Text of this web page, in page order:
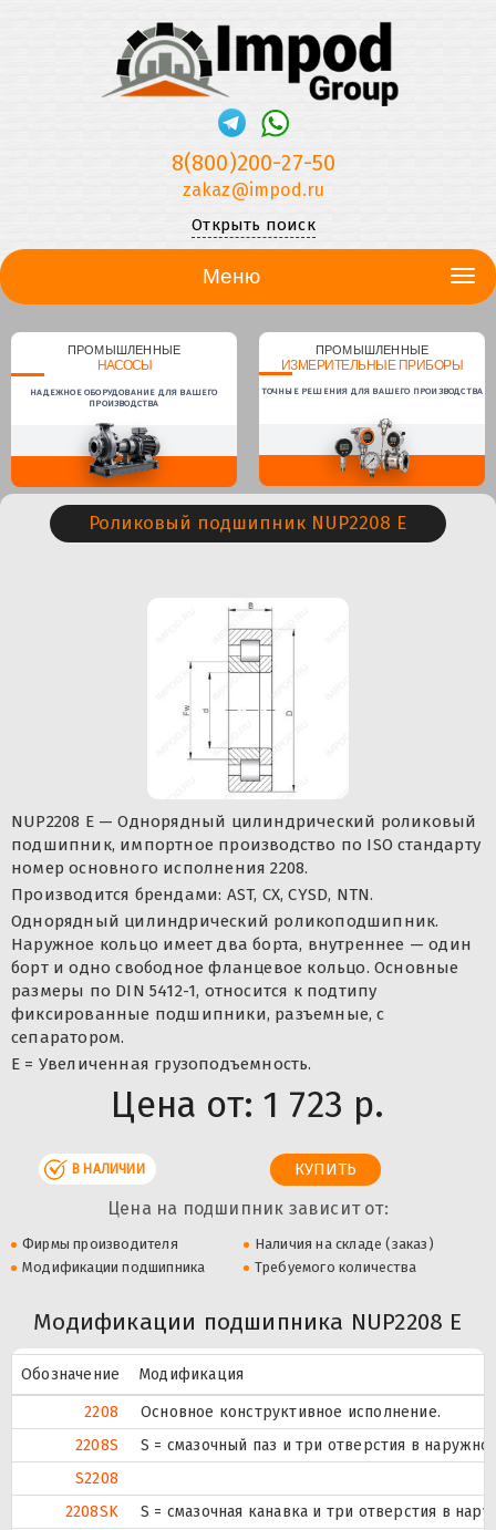
8(800)200-27-50
zakaz@impod.ru
Открыть поиск
Меню
ПРОМЫШЛЕННЫЕ
НАСОСЫ
НАДЕЖНОЕ ОБОРУДОВАНИЕ ДЛЯ ВАШЕГО
ПРОИЗВОДСТВА
ПРОМЫШЛЕННЫЕ
ИЗМЕРИТЕЛЬНЫЕ ПРИБОРЫ
ТОЧНЫЕ РЕШЕНИЯ ДЛЯ ВАШЕГО ПРОИЗВОДСТВА
Роликовый подшипник NUP2208 E
NUP2208 E — Однорядный цилиндрический роликовый
подшипник, импортное производство по ISO стандарту
номер основного исполнения 2208.
Производится брендами: AST, CX, CYSD, NTN.
Однорядный цилиндрический роликоподшипник.
Наружное кольцо имеет два борта, внутреннее — один
борт и одно свободное фланцевое кольцо. Основные
размеры по DIN 5412-1, относится к подтипу
фиксированные подшипники, разъемные, с
сепаратором.
Е = Увеличенная грузоподъемность.
Цена от: 1 723 р.
В НАЛИЧИИ
Цена на подшипник зависит от:
Фирмы производителя
Наличия на складе (заказ)
Модификации подшипника
Требуемого количества
Модификации подшипника NUP2208 E
Обозначение
Модификация
2208
Основное конструктивное исполнение.
2208S
S = смазочный паз и три отверстия в
S2208
2208SK
S = смазочная канавка и три отверстия в